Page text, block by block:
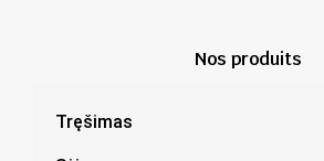
Nos produits
Tręšimas